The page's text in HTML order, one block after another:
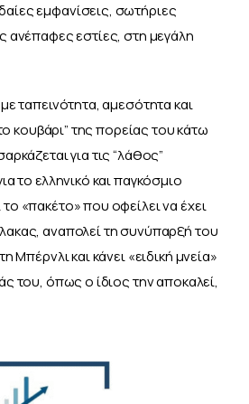
εμφανίσεις, σωτήριες
ανέπαφες εστίες, στη μεγάλη
με ταπεινότητα, αμεσότητα και
το κουβάρι” της πορείας του κάτω
για τις “λάθος”
το ελληνικό και παγκόσμιο
«πακέτο» που οφείλει να έχει
αναπολεί τη συνύπαρξή του
Μπέρνλι και κάνει «ειδική μνεία»
του, όπως ο ίδιος την αποκαλεί,